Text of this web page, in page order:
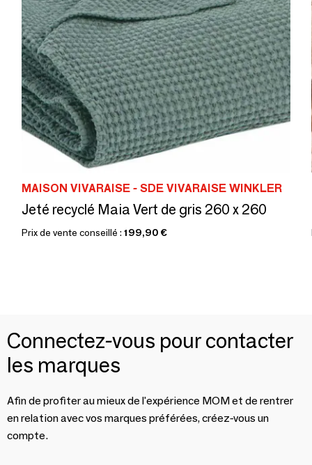
MAISON VIVARAISE - SDE VIVARAISE WINKLER
Jeté recyclé Maia Vert de gris 260 x 260
Prix de vente conseillé : 199,90 €
Connectez-vous pour contacter
les marques
Afin de profiter au mieux de l'expérience MOM et de rentrer
en relation avec vos marques préférées, créez-vous un
compte.